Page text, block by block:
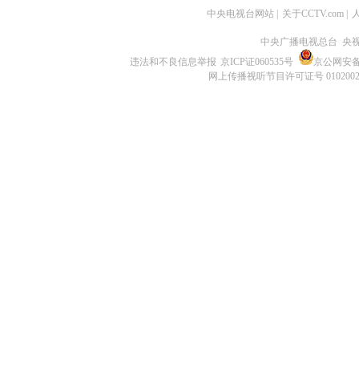
中央电视台网站 关于CCTV.com
中央广播电视总台 央
违法和不良信息举报 京ICP证060535号
京公网安
网上传播视听节目许可证号